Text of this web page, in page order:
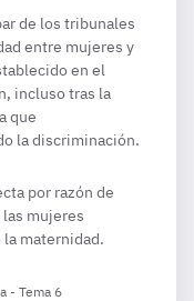
de los tribunales
entre mujeres y
en el
incluso tras la
que
la discriminación.
por razón de
mujeres
la maternidad.
- Tema 6